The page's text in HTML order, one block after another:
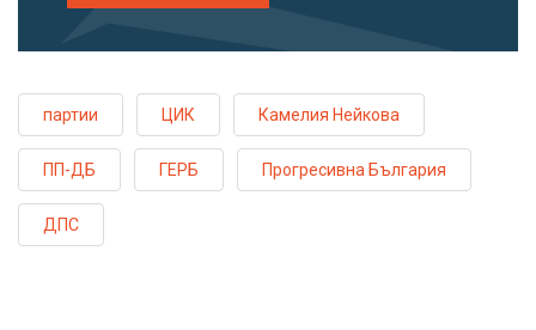
партии ЦИК Камелия Нейкова
ПП-ДБ ГЕРБ Прогресивна България
ДПС